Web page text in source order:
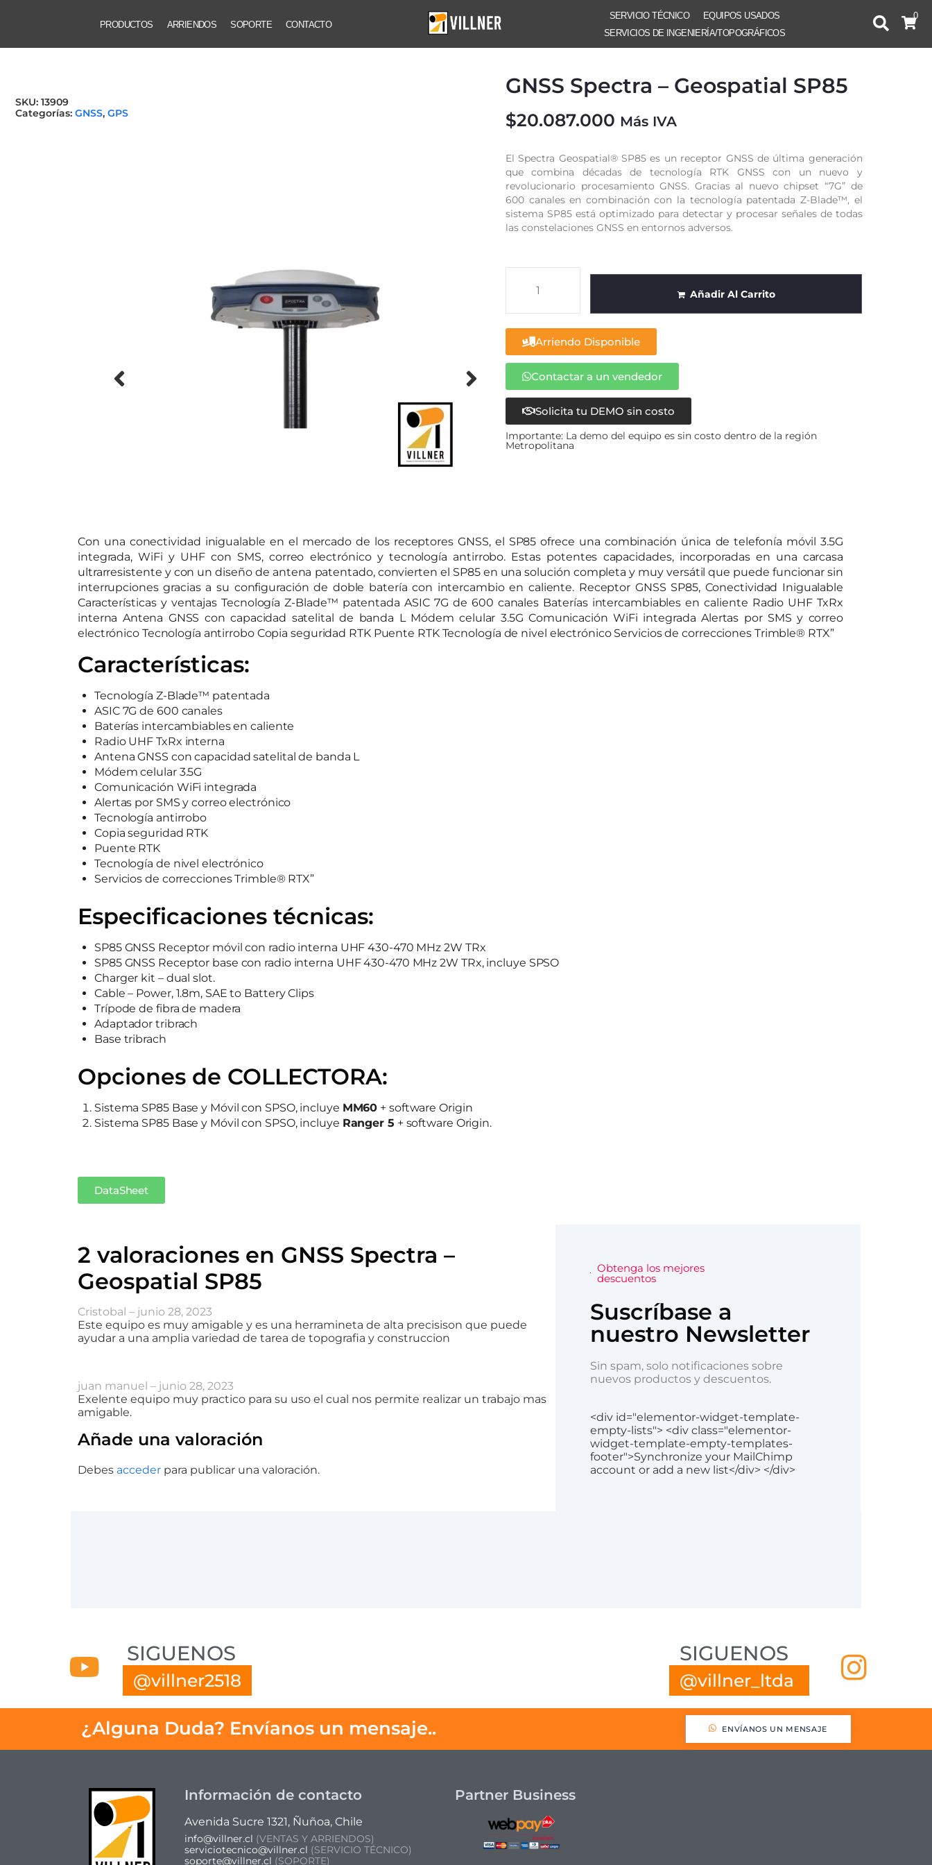
PRODUCTOS ARRIENDOS SOPORTE CONTACTO
SERVICIO TÉCNICO
EQUIPOS USADOS
SERVICIOS DE INGENIERÍA/TOPOGRÁFICOS
0
SKU: 13909
Categorías: GNSS, GPS
GNSS Spectra – Geospatial SP85
$20.087.000 Más IVA
El Spectra Geospatial® SP85 es un receptor GNSS de última generación
que combina décadas de tecnología RTK GNSS con un nuevo y
revolucionario procesamiento GNSS. Gracias al nuevo chipset “7G” de
600 canales en combinación con la tecnología patentada Z-Blade™, el
sistema SP85 está optimizado para detectar y procesar señales de todas
las constelaciones GNSS en entornos adversos.
Añadir Al Carrito
Arriendo Disponible
Contactar a un vendedor
Solicita tu DEMO sin costo
Importante: La demo del equipo es sin costo dentro de la región
Metropolitana
Con una conectividad inigualable en el mercado de los receptores GNSS, el SP85 ofrece una combinación única de telefonía móvil 3.5G
integrada, WiFi y UHF con SMS, correo electrónico y tecnología antirrobo. Estas potentes capacidades, incorporadas en una carcasa
ultrarresistente y con un diseño de antena patentado, convierten el SP85 en una solución completa y muy versátil que puede funcionar sin
interrupciones gracias a su configuración de doble batería con intercambio en caliente. Receptor GNSS SP85, Conectividad Inigualable
Características y ventajas Tecnología Z-Blade™ patentada ASIC 7G de 600 canales Baterías intercambiables en caliente Radio UHF TxRx
interna Antena GNSS con capacidad satelital de banda L Módem celular 3.5G Comunicación WiFi integrada Alertas por SMS y correo
electrónico Tecnología antirrobo Copia seguridad RTK Puente RTK Tecnología de nivel electrónico Servicios de correcciones Trimble® RTX”
Características:
Tecnología Z-Blade™ patentada
ASIC 7G de 600 canales
Baterías intercambiables en caliente
Radio UHF TxRx interna
Antena GNSS con capacidad satelital de banda L
Módem celular 3.5G
Comunicación WiFi integrada
Alertas por SMS y correo electrónico
Tecnología antirrobo
Copia seguridad RTK
Puente RTK
Tecnología de nivel electrónico
Servicios de correcciones Trimble® RTX”
Especificaciones técnicas:
SP85 GNSS Receptor móvil con radio interna UHF 430-470 MHz 2W TRx
SP85 GNSS Receptor base con radio interna UHF 430-470 MHz 2W TRx, incluye SPSO
Charger kit – dual slot.
Cable – Power, 1.8m, SAE to Battery Clips
Trípode de fibra de madera
Adaptador tribrach
Base tribrach
Opciones de COLLECTORA:
Sistema SP85 Base y Móvil con SPSO, incluye MM60 + software Origin
Sistema SP85 Base y Móvil con SPSO, incluye Ranger 5 + software Origin.
DataSheet
2 valoraciones en GNSS Spectra –
Geospatial SP85
Cristobal – junio 28, 2023
Este equipo es muy amigable y es una herramineta de alta precisison que puede
ayudar a una amplia variedad de tarea de topografia y construccion
juan manuel – junio 28, 2023
Exelente equipo muy practico para su uso el cual nos permite realizar un trabajo mas
amigable.
Añade una valoración
Debes acceder para publicar una valoración.
Obtenga los mejores
descuentos
Suscríbase a
nuestro Newsletter
Sin spam, solo notificaciones sobre
nuevos productos y descuentos.
<div id="elementor-widget-template-
empty-lists"> <div class="elementor-
widget-template-empty-templates-
footer">Synchronize your MailChimp
account or add a new list</div> </div>
SIGUENOS
@villner2518
SIGUENOS
@villner ltda
¿Alguna Duda? Envíanos un mensaje.. ENVÍANOS UN MENSAJE
Información de contacto
Avenida Sucre 1321, Ñuñoa, Chile
info@villner.cl (VENTAS Y ARRIENDOS)
serviciotecnico@villner.cl (SERVICIO TÉCNICO)
soporte@villner.cl (SOPORTE)
Partner Business